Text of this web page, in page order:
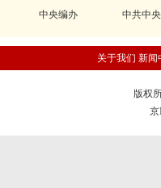
中央编办 中共中
关于我们 新闻
版权
京